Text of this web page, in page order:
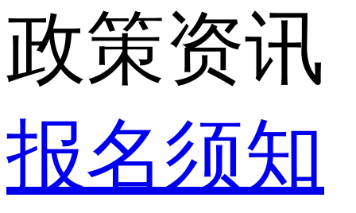
政策资讯
报名须知